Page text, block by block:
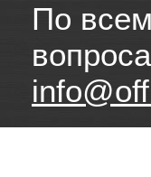
По